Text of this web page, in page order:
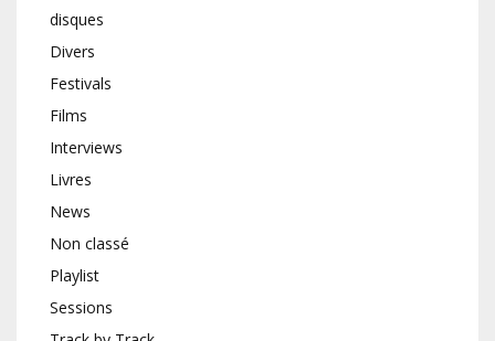
disques
Divers
Festivals
Films
Interviews
Livres
News
Non classé
Playlist
Sessions